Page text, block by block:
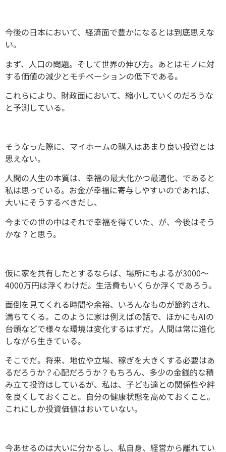
今後の日本において、経済面で豊かになるとは到底思えな
い。
まず、人口の問題。そして世界の伸び方。あとはモノに対
する価値の減少とモチベーションの低下である。
これらにより、財政面において、縮小していくのだろうな
と予測している。
そうなった際に、マイホームの購入はあまり良い投資とは
思えない。
人間の人生の本質は、幸福の最大化かつ最適化、であると
私は思っている。お金が幸福に寄与しやすいのであれば、
大いにそうするべきだし、
今までの世の中はそれで幸福を得ていた、が、今後はそう
かな？と思う。
仮に家を共有したとするならば、場所にもよるが3000～
4000万円は浮くわけだ。生活費もいくらか浮くであろう。
面倒を見てくれる時間や余裕、いろんなものが節約され、
満ちてくる。このように家は例えばの話で、ほかにもAIの
台頭などで様々な環境は変化するはずだ。人間は常に進化
しながら生きている。
そこでだ。将来、地位や立場、稼ぎを大きくする必要はあ
るだろうか？心配だろうか？もちろん、多少の金銭的な積
み立て投資はしているが、私は、子ども達との関係性や絆
を良くしておくこと。自分の健康状態を高めておくこと。
これにしか投資価値はおいていない。
今あせるのは大いに分かるし、私自身、経営から離れてい